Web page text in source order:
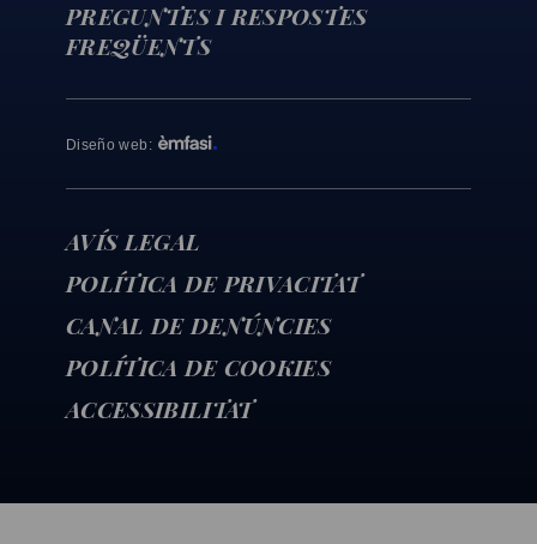
PREGUNTES I RESPOSTES
FREQÜENTS
AVÍS LEGAL
POLÍTICA DE PRIVACITAT
CANAL DE DENÚNCIES
POLÍTICA DE COOKIES
ACCESSIBILITAT
Diseño web :